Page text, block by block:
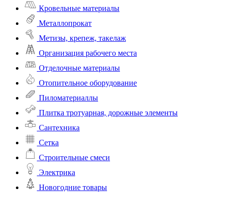
Кровельные материалы
Металлопрокат
Метизы, крепеж, такелаж
Организация рабочего места
Отделочные материалы
Отопительное оборудование
Пиломатериаллы
Плитка тротуарная, дорожные элементы
Сантехника
Сетка
Строительные смеси
Электрика
Новогодние товары